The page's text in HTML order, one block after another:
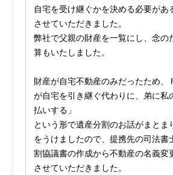
自宅を受け継ぐかを決める必要があ
させていただきました。
弊社で父親の財産を一覧にし、念の
算もいたしました。
財産が自宅不動産のみだったため、
が自宅を引き継ぐ代わりに、弟に私
払いする」
という形で遺産分割のお話がまとま
をうけましたので、提携先の司法
割協議書の作成から不動産の名義変
させていただきました。